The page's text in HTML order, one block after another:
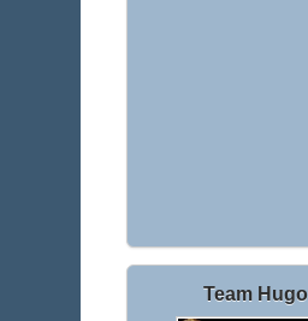
Team Hugo